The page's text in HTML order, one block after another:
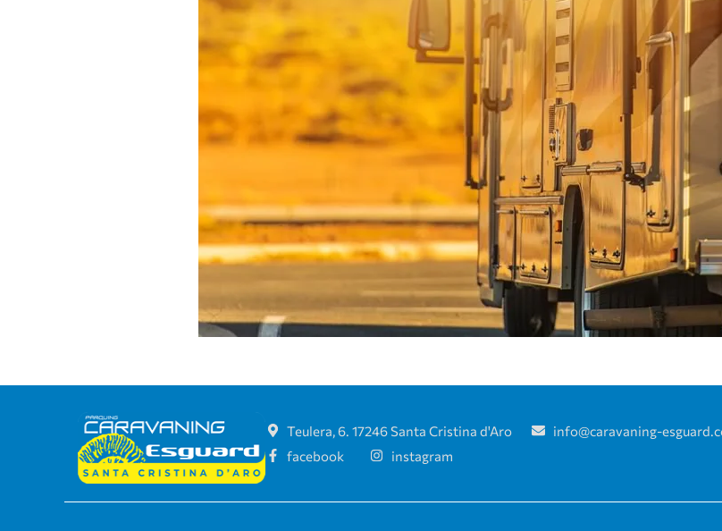
Teulera, 6. 17246 Santa Cristina d'Aro info@caravaning-
facebook
instagram